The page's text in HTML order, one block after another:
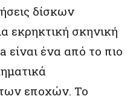
δίσκων
εκρηκτική σκηνική
ένα από το πιο
εποχών. Το